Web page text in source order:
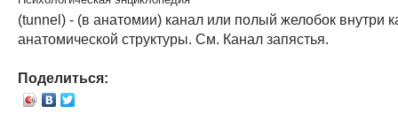
(tunnel) - (в анатомии) канал или полый желобок внутри
анатомической структуры. См. Канал запястья.
Поделиться: